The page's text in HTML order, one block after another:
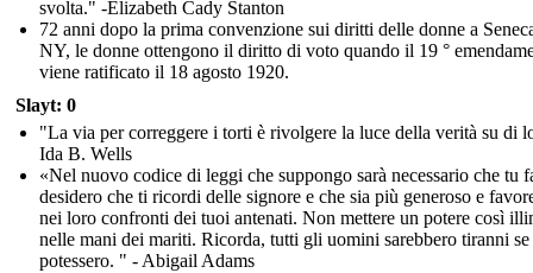
svolta." -Elizabeth Cady Stanton
72 anni dopo la prima convenzione sui diritti delle donne a
NY, le donne ottengono il diritto di voto quando il 19 °
viene ratificato il 18 agosto 1920.
Slayt: 0
"La via per correggere i torti è rivolgere la luce della verità su di
Ida B. Wells
«Nel nuovo codice di leggi che suppongo sarà necessario che tu
desidero che ti ricordi delle signore e che sia più generoso e
nei loro confronti dei tuoi antenati. Non mettere un potere così
nelle mani dei mariti. Ricorda, tutti gli uomini sarebbero tiranni se
potessero. " - Abigail Adams